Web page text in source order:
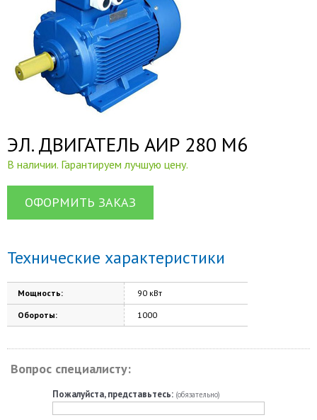
ЭЛ. ДВИГАТЕЛЬ АИР 280 М6
В наличии. Гарантируем лучшую цену.
ОФОРМИТЬ ЗАКАЗ
Технические характеристики
Мощность: 90 кВт
Обороты: 1000
Вопрос специалисту:
Пожалуйста, представьтесь: (обязательно)